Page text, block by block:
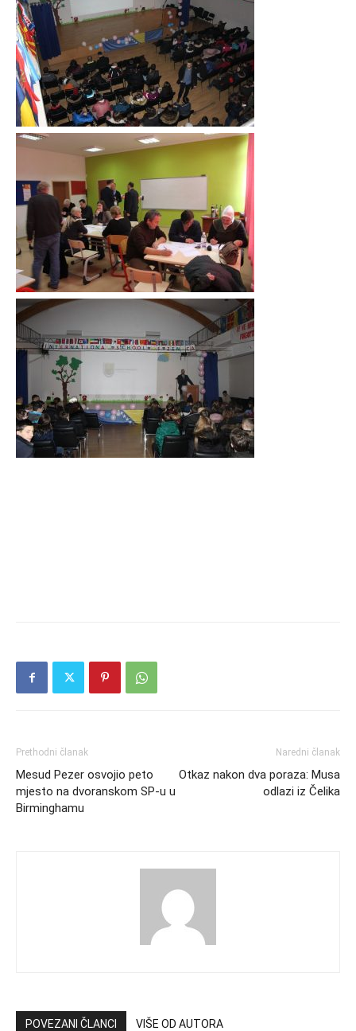
Prethodni članak
Mesud Pezer osvojio peto
mjesto na dvoranskom SP-u u
Birminghamu
Naredni članak
Otkaz nakon dva poraza: Musa
odlazi iz Čelika
POVEZANI ČLANCI VIŠE OD AUTORA